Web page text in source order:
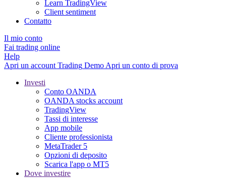
Learn TradingView
Client sentiment
Contatto
Il mio conto
Fai trading online
Help
Apri un account Trading Demo Apri un conto di prova
Investi
Conto OANDA
OANDA stocks account
TradingView
Tassi di interesse
App mobile
Cliente professionista
MetaTrader 5
Opzioni di deposito
Scarica l'app o MT5
Dove investire